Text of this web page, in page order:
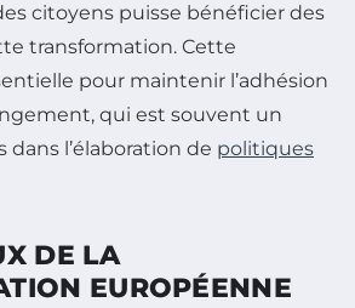
citoyens puisse bénéficier des
transformation. Cette
pour maintenir l’adhésion
qui est souvent un
dans l’élaboration de politiques
DE LA
EUROPÉENNE